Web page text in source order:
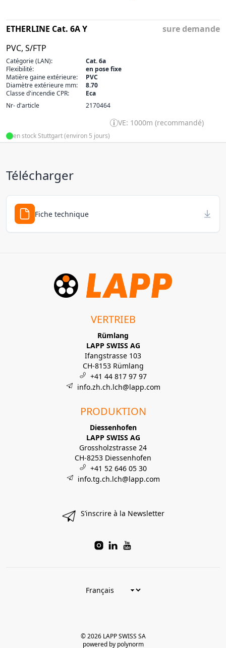
ETHERLINE Cat. 6A Y
PVC, S/FTP
sure demande
Catégorie (LAN):
Cat. 6a
Flexibilité:
en pose fixe
Matière gaine extérieure:
PVC
Diamètre extérieure mm:
8.70
Classe d'incendie CPR:
Eca
Nr- d'article
2170464
VE: 1000m (recommandé)
en stock Stuttgart (environ 5 jours)
Télécharger
Fiche technique
VERTRIEB
Rümlang
LAPP SWISS AG
Ifangstrasse 103
CH-8153 Rümlang
+41 44 817 97 97
info.zh.ch.lch@lapp.com
PRODUKTION
Diessenhofen
LAPP SWISS AG
Grossholzstrasse 24
CH-8253 Diessenhofen
+41 52 646 05 30
info.tg.ch.lch@lapp.com
S’inscrire à la Newsletter
© 2026 LAPP SWISS SA
powered by polynorm